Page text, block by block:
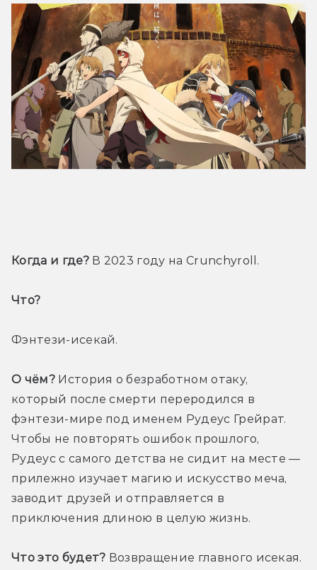
Когда и где? В 2023 году на Crunchyroll.
Что?
Фэнтези-исекай.
О чём? История о безработном отаку,
который после смерти переродился в
фэнтези-мире под именем Рудеус Грейрат.
Чтобы не повторять ошибок прошлого,
Рудеус с самого детства не сидит на месте —
прилежно изучает магию и искусство меча,
заводит друзей и отправляется в
приключения длиною в целую жизнь.
Что это будет? Возвращение главного исекая.